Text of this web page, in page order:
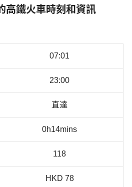
高鐵火車時刻和資訊
07:01
23:00
直達
0h14mins
118
HKD 78